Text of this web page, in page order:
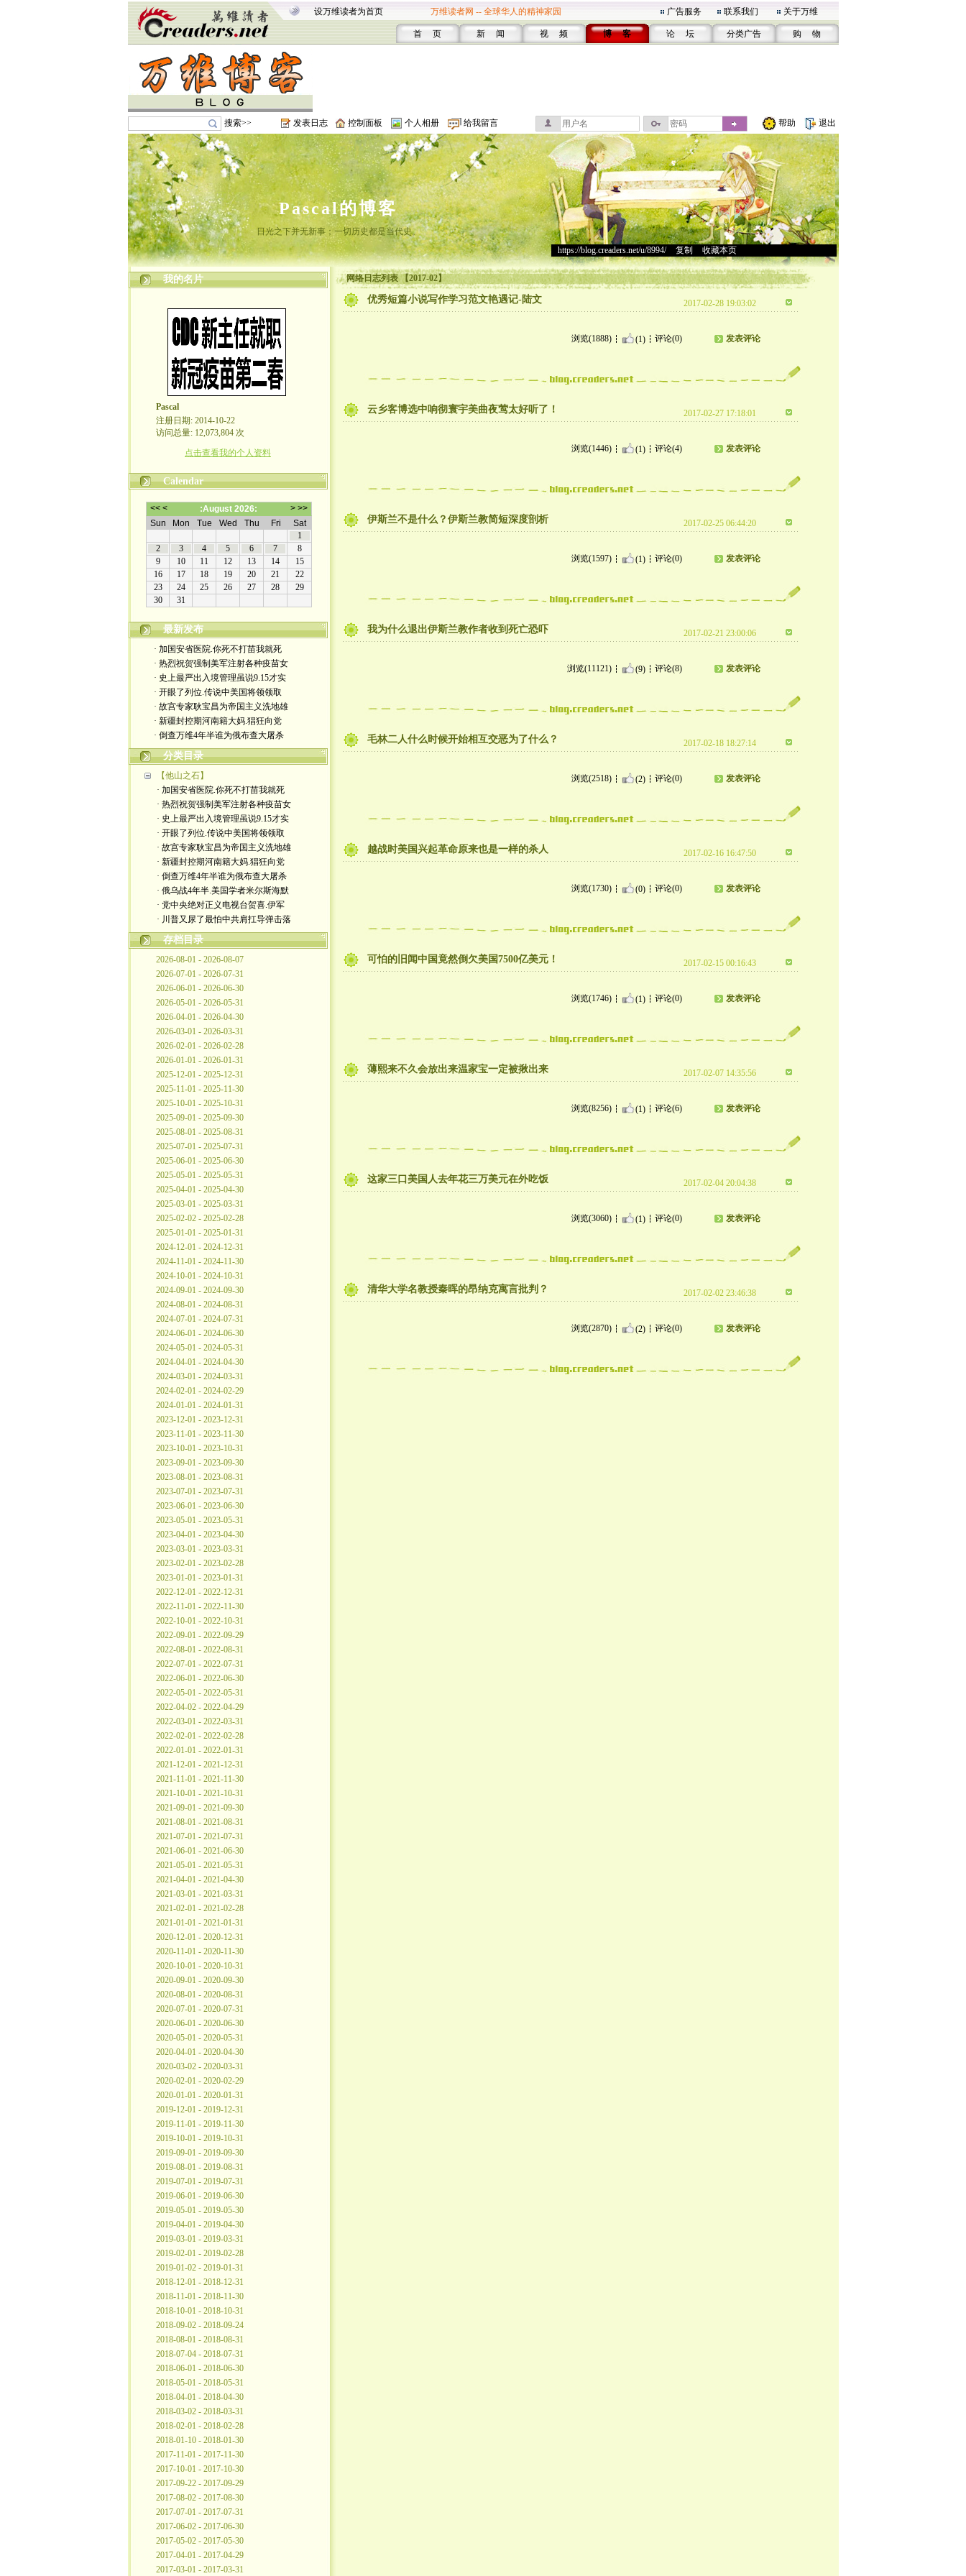
设万维读者为首页 万维读者网 -- 全球华人的精神家园 广告服务 联系我们 关于万维
首 页 新 闻 视 频 博 客 论 坛 分类广告 购 物
搜索>> 发表日志 控制面板 个人相册 给我留言 帮助 退出
Pascal的博客
日光之下并无新事；一切历史都是当代史。
https://blog.creaders.net/u/8994/> 复制 收藏本页
我的名片
Pascal
注册日期: 2014-10-22
访问总量: 12,073,804 次
点击查看我的个人资料
Calendar
最新发布
· 加国安省医院.你死不打苗我就死
· 热烈祝贺强制美军注射各种疫苗女
· 史上最严出入境管理虽说9.15才实
· 开眼了列位.传说中美国将领领取
· 故宫专家耿宝昌为帝国主义洗地雄
· 新疆封控期河南籍大妈.猖狂向党
· 倒查万维4年半谁为俄布查大屠杀
分类目录
【他山之石】
· 加国安省医院.你死不打苗我就死
· 热烈祝贺强制美军注射各种疫苗女
· 史上最严出入境管理虽说9.15才实
· 开眼了列位.传说中美国将领领取
· 故宫专家耿宝昌为帝国主义洗地雄
· 新疆封控期河南籍大妈.猖狂向党
· 倒查万维4年半谁为俄布查大屠杀
· 俄乌战4年半.美国学者米尔斯海默
· 党中央绝对正义电视台贺喜.伊军
· 川普又尿了最怕中共肩扛导弹击落
存档目录
2026-08-01 - 2026-08-07
2026-07-01 - 2026-07-31
2026-06-01 - 2026-06-30
2026-05-01 - 2026-05-31
2026-04-01 - 2026-04-30
2026-03-01 - 2026-03-31
2026-02-01 - 2026-02-28
2026-01-01 - 2026-01-31
2025-12-01 - 2025-12-31
2025-11-01 - 2025-11-30
2025-10-01 - 2025-10-31
2025-09-01 - 2025-09-30
2025-08-01 - 2025-08-31
2025-07-01 - 2025-07-31
2025-06-01 - 2025-06-30
2025-05-01 - 2025-05-31
2025-04-01 - 2025-04-30
2025-03-01 - 2025-03-31
2025-02-02 - 2025-02-28
2025-01-01 - 2025-01-31
2024-12-01 - 2024-12-31
2024-11-01 - 2024-11-30
2024-10-01 - 2024-10-31
2024-09-01 - 2024-09-30
2024-08-01 - 2024-08-31
2024-07-01 - 2024-07-31
2024-06-01 - 2024-06-30
2024-05-01 - 2024-05-31
2024-04-01 - 2024-04-30
2024-03-01 - 2024-03-31
2024-02-01 - 2024-02-29
2024-01-01 - 2024-01-31
2023-12-01 - 2023-12-31
2023-11-01 - 2023-11-30
2023-10-01 - 2023-10-31
2023-09-01 - 2023-09-30
2023-08-01 - 2023-08-31
2023-07-01 - 2023-07-31
2023-06-01 - 2023-06-30
2023-05-01 - 2023-05-31
2023-04-01 - 2023-04-30
2023-03-01 - 2023-03-31
2023-02-01 - 2023-02-28
2023-01-01 - 2023-01-31
2022-12-01 - 2022-12-31
2022-11-01 - 2022-11-30
2022-10-01 - 2022-10-31
2022-09-01 - 2022-09-29
2022-08-01 - 2022-08-31
2022-07-01 - 2022-07-31
2022-06-01 - 2022-06-30
2022-05-01 - 2022-05-31
2022-04-02 - 2022-04-29
2022-03-01 - 2022-03-31
2022-02-01 - 2022-02-28
2022-01-01 - 2022-01-31
2021-12-01 - 2021-12-31
2021-11-01 - 2021-11-30
2021-10-01 - 2021-10-31
2021-09-01 - 2021-09-30
2021-08-01 - 2021-08-31
2021-07-01 - 2021-07-31
2021-06-01 - 2021-06-30
2021-05-01 - 2021-05-31
2021-04-01 - 2021-04-30
2021-03-01 - 2021-03-31
2021-02-01 - 2021-02-28
2021-01-01 - 2021-01-31
2020-12-01 - 2020-12-31
2020-11-01 - 2020-11-30
2020-10-01 - 2020-10-31
2020-09-01 - 2020-09-30
2020-08-01 - 2020-08-31
2020-07-01 - 2020-07-31
2020-06-01 - 2020-06-30
2020-05-01 - 2020-05-31
2020-04-01 - 2020-04-30
2020-03-02 - 2020-03-31
2020-02-01 - 2020-02-29
2020-01-01 - 2020-01-31
2019-12-01 - 2019-12-31
2019-11-01 - 2019-11-30
2019-10-01 - 2019-10-31
2019-09-01 - 2019-09-30
2019-08-01 - 2019-08-31
2019-07-01 - 2019-07-31
2019-06-01 - 2019-06-30
2019-05-01 - 2019-05-30
2019-04-01 - 2019-04-30
2019-03-01 - 2019-03-31
2019-02-01 - 2019-02-28
2019-01-02 - 2019-01-31
2018-12-01 - 2018-12-31
2018-11-01 - 2018-11-30
2018-10-01 - 2018-10-31
2018-09-02 - 2018-09-24
2018-08-01 - 2018-08-31
2018-07-04 - 2018-07-31
2018-06-01 - 2018-06-30
2018-05-01 - 2018-05-31
2018-04-01 - 2018-04-30
2018-03-02 - 2018-03-31
2018-02-01 - 2018-02-28
2018-01-10 - 2018-01-30
2017-11-01 - 2017-11-30
2017-10-01 - 2017-10-30
2017-09-22 - 2017-09-29
2017-08-02 - 2017-08-30
2017-07-01 - 2017-07-31
2017-06-02 - 2017-06-30
2017-05-02 - 2017-05-30
2017-04-01 - 2017-04-29
2017-03-01 - 2017-03-31
网络日志列表 【2017-02】
优秀短篇小说写作学习范文艳遇记-陆文 2017-02-28 19:03:02
浏览(1888) (1) 评论(0) 发表评论
云乡客博选中响彻寰宇美曲夜莺太好听了！ 2017-02-27 17:18:01
浏览(1446) (1) 评论(4) 发表评论
伊斯兰不是什么？伊斯兰教简短深度剖析 2017-02-25 06:44:20
浏览(1597) (1) 评论(0) 发表评论
我为什么退出伊斯兰教作者收到死亡恐吓 2017-02-21 23:00:06
浏览(11121) (9) 评论(8) 发表评论
毛林二人什么时候开始相互交恶为了什么？ 2017-02-18 18:27:14
浏览(2518) (2) 评论(0) 发表评论
越战时美国兴起革命原来也是一样的杀人 2017-02-16 16:47:50
浏览(1730) (0) 评论(0) 发表评论
可怕的旧闻中国竟然倒欠美国7500亿美元！ 2017-02-15 00:16:43
浏览(1746) (1) 评论(0) 发表评论
薄熙来不久会放出来温家宝一定被揪出来 2017-02-07 14:35:56
浏览(8256) (1) 评论(6) 发表评论
这家三口美国人去年花三万美元在外吃饭 2017-02-04 20:04:38
浏览(3060) (1) 评论(0) 发表评论
清华大学名教授秦晖的昂纳克寓言批判？ 2017-02-02 23:46:38
浏览(2870) (2) 评论(0) 发表评论